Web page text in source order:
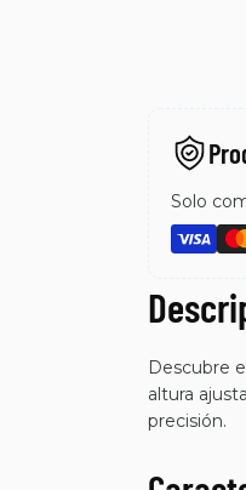
Solo
Descubre
altura
precisión.